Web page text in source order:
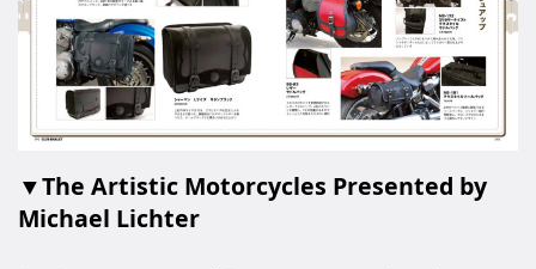
▼The Artistic Motorcycles Presented by
Michael Lichter